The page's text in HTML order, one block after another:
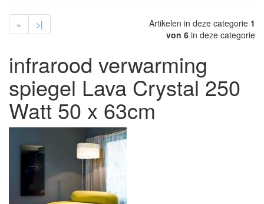
» >| Artikelen in deze categorie 1
von 6 in deze categorie
infrarood verwarming
spiegel Lava Crystal 250
Watt 50 x 63cm